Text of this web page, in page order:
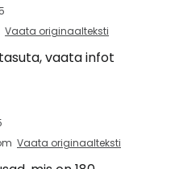
Vaata originaalteksti
vaata infot
Vaata originaalteksti